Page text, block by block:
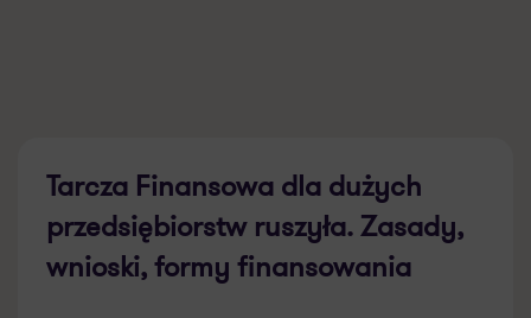
Tarcza Finansowa dla dużych
przedsiębiorstw ruszyła. Zasady,
wnioski, formy finansowania